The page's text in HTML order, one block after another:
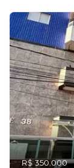
R$ 350.000